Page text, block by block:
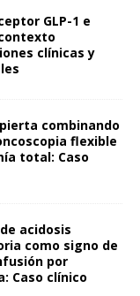
GLP-1 e
clínicas y
combinando
flexible
total: Caso
acidosis
como signo de
por
Caso clínico